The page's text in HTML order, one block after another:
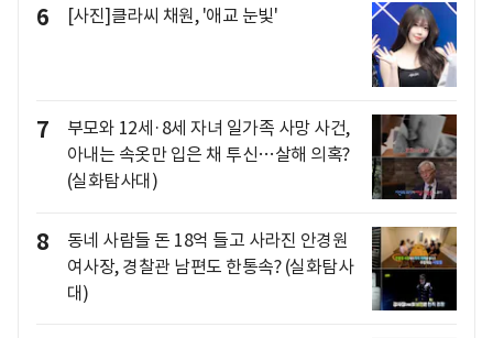
6 [사진]클라씨 채원, '애교 눈빛'
7
부모와 12세·8세 자녀 일가족 사망 사건,
아내는 속옷만 입은 채 투신…살해 의혹?
(실화탐사대)
8
동네 사람들 돈 18억 들고 사라진 안경원
여사장, 경찰관 남편도 한통속? (실화탐사
대)